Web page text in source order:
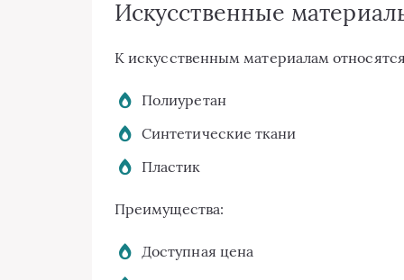
Искусственные
К искусственным материалам
Полиуретан
Синтетические ткани
Пластик
Преимущества:
Доступная цена